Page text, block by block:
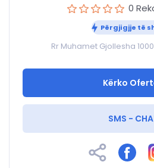
0
Përgjigjje të
Rr Muhamet Gjollesha
Kërko
SMS -